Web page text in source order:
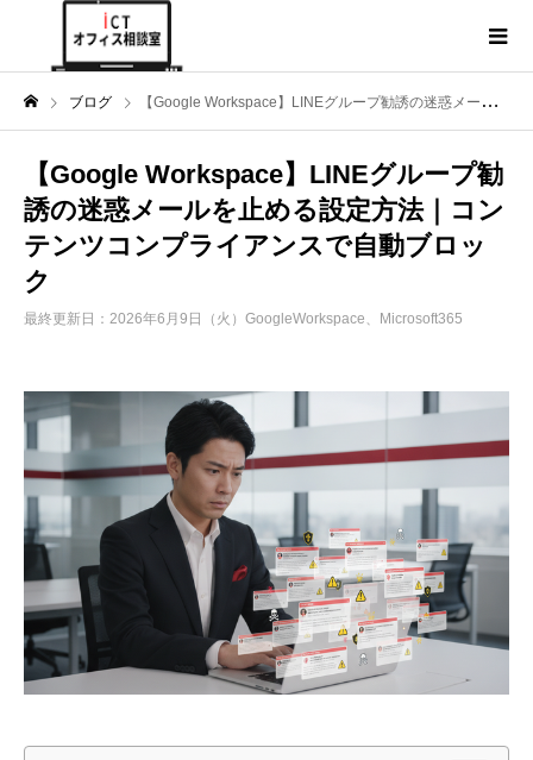
ブログ 【Google Workspace】LINEグループ勧誘の迷惑メールを止める設定方法｜コンテンツコンプライアンスで自動ブロック
【Google Workspace】LINEグループ勧
誘の迷惑メールを止める設定方法｜コン
テンツコンプライアンスで自動ブロッ
ク
最終更新日：2026年6月9日（火） GoogleWorkspace、Microsoft365